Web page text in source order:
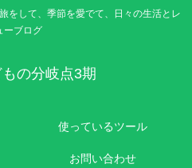
をして、季節を愛でて、日々の生活とレ
ーブログ
の分岐点3期
使っているツール
お問い合わせ